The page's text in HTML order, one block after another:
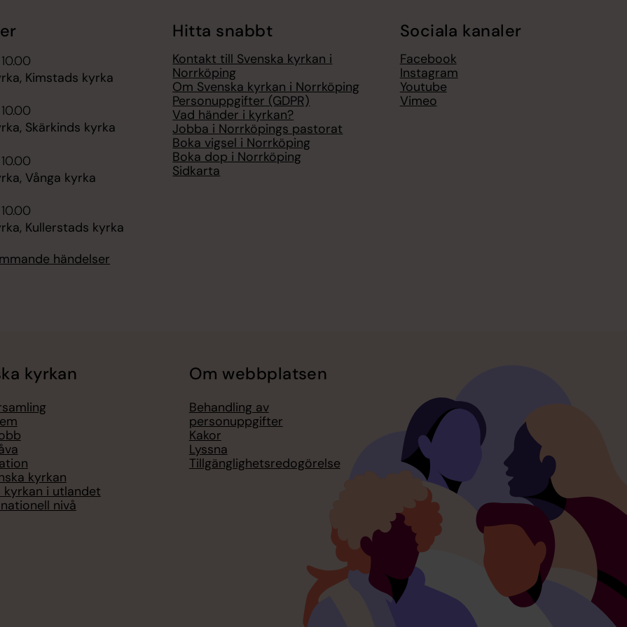
Kimstads kyrka
Skärkinds kyrka
Vånga kyrka
Kullerstads kyrka
händelser
Hitta snabbt
Kontakt till Svenska kyrkan i
Norrköping
Om Svenska kyrkan i Norrköping
Personuppgifter (GDPR)
Vad händer i kyrkan?
Jobba i Norrköpings pastorat
Boka vigsel i Norrköping
Boka dop i Norrköping
Sidkarta
Sociala kanaler
Facebook
Instagram
Youtube
Vimeo
kyrkan
kyrkan
kyrkan i utlandet
nivå
Om webbplatsen
Behandling av
personuppgifter
Kakor
Lyssna
Tillgänglighetsredogörelse